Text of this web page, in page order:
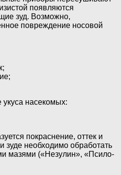
появляются
зуд. Возможно,
повреждение носовой
укуса насекомых:
покраснение, оттек и
зуде необходимо обработать
мазями («Незулин», «Псило-